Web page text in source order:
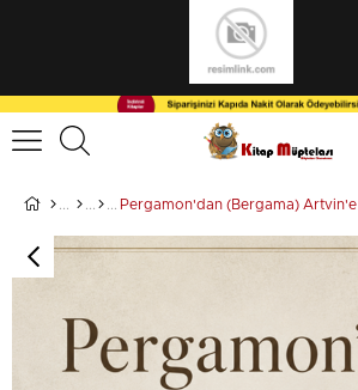
Pergamon'dan (Bergama) Artvin'e